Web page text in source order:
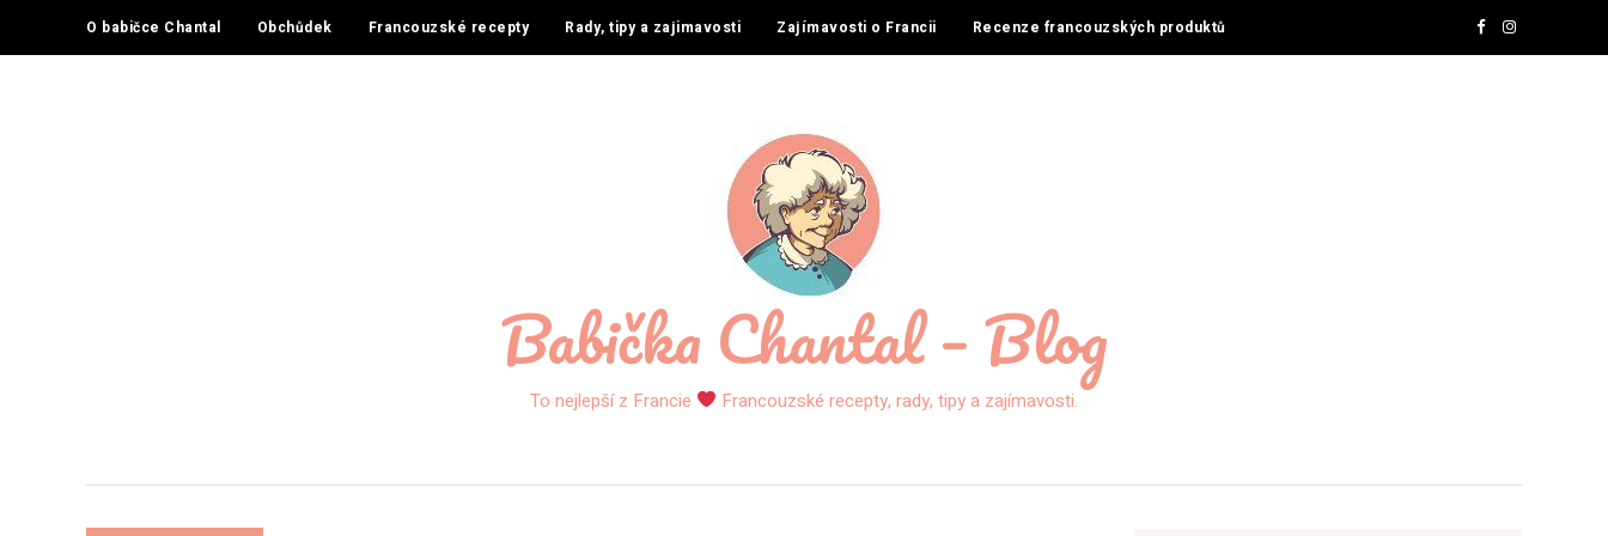
O babičce Chantal Obchůdek Francouzské recepty Rady, tipy a zajimavosti Zajímavosti o Francii Recenze francouzských produktů
Babička Chantal – Blog
To nejlepší z Francie Francouzské recepty, rady, tipy a zajímavosti.